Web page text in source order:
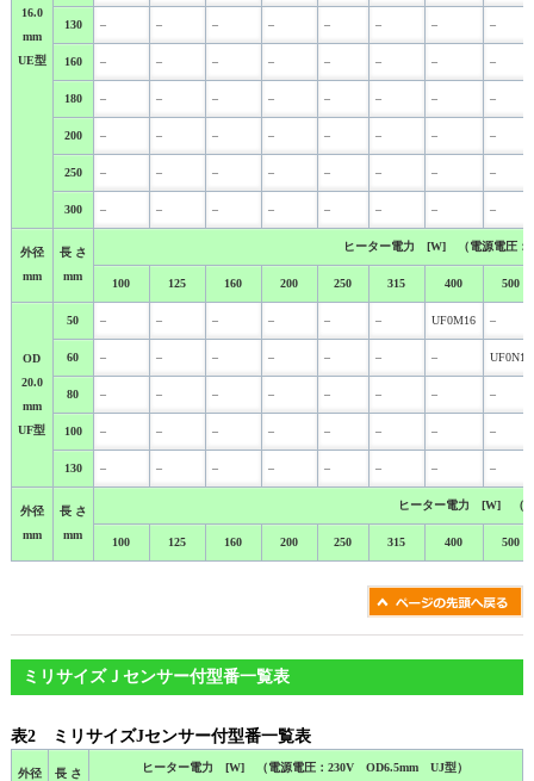
16.0
mm
UE型
130 – – – – – – – –
160 – – – – – – – –
180 – – – – – – – –
200 – – – – – – – –
250 – – – – – – – –
300 – – – – – – – –
外径
mm
長 さ
mm
ヒーター電力 [W] （電源電圧
100 125 160 200 250 315 400 500
OD
20.0
mm
UF型
50 – – – – – – UF0M16 –
60 – – – – – – – UF0N16
80 – – – – – – – –
100 – – – – – – – –
130 – – – – – – – –
外径
mm
長 さ
mm
ヒーター電力 [W] （電
100 125 160 200 250 315 400 500
ミリサイズＪセンサー付型番一覧表
表2 ミリサイズJセンサー付型番一覧表
外径
長 さ
ヒーター電力 [W] （電源電圧：230V OD6.5mm UJ型）